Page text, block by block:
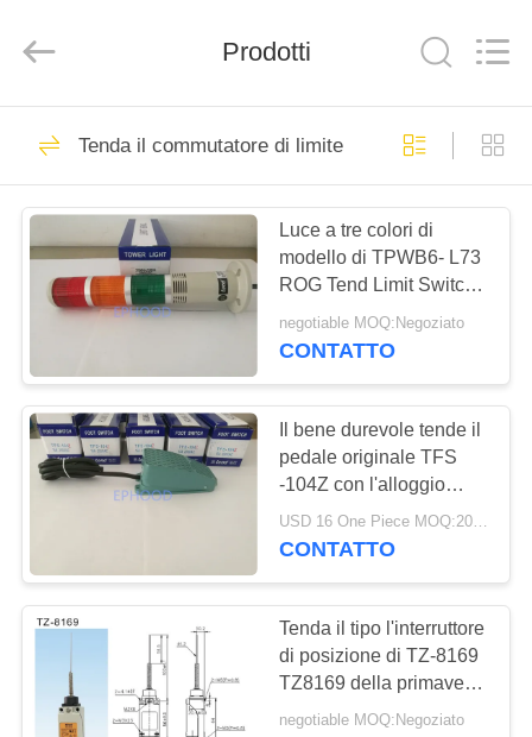
CASA.
PRODOTTI
NOI
VISITA
ALLA
FABBRICA
DELLA
QUALITÀ
CONTATTACI
Equipment
Rights
Regolatore di
pressione del gas
Fisher Gas
Regulator
44
Moltiplicatore di
17
Prodotti
Tenda il commutatore di limite
Luce a tre colori di
modello di TPWB6- L73
ROG Tend Limit Switch
LED con il cicalino
negotiable MOQ:Negoziato
CONTATTO
Il bene durevole tende il
pedale originale TFS
-104Z con l'alloggio
della lega di alluminio
USD 16 One Piece MOQ:20pcs
CONTATTO
Tenda il tipo l'interruttore
di posizione di TZ-8169
TZ8169 della primavera
del commutatore di
negotiable MOQ:Negoziato